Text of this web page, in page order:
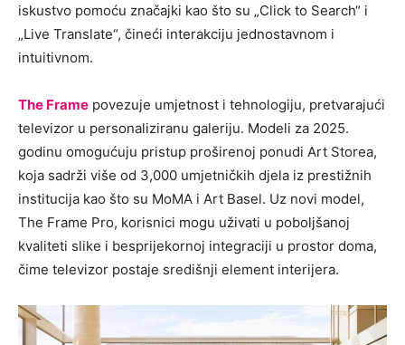
iskustvo pomoću značajki kao što su „Click to Search“ i
„Live Translate“, čineći interakciju jednostavnom i
intuitivnom.
The Frame povezuje umjetnost i tehnologiju, pretvarajući
televizor u personaliziranu galeriju. Modeli za 2025.
godinu omogućuju pristup proširenoj ponudi Art Storea,
koja sadrži više od 3,000 umjetničkih djela iz prestižnih
institucija kao što su MoMA i Art Basel. Uz novi model,
The Frame Pro, korisnici mogu uživati u poboljšanoj
kvaliteti slike i besprijekornoj integraciji u prostor doma,
čime televizor postaje središnji element interijera.